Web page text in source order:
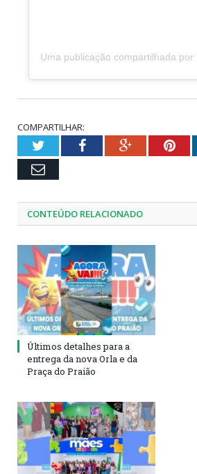
COMPARTILHAR:
TwitterFacebookGoogle+
Email
CONTEÚDO RELACIONADO
Últimos detalhes para a
entrega da nova Orla e da
Praça do Praião